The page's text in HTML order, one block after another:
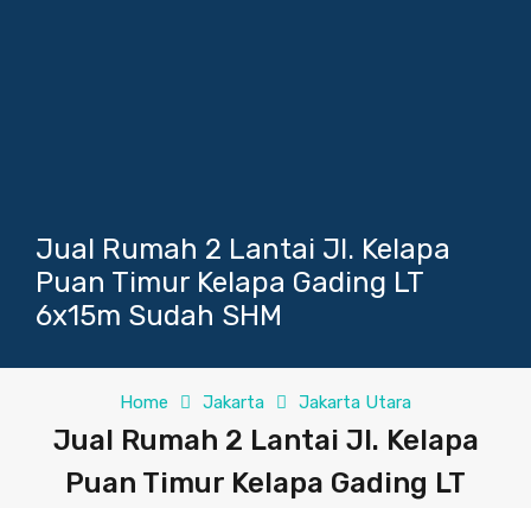
Jual Rumah 2 Lantai Jl. Kelapa
Puan Timur Kelapa Gading LT
6x15m Sudah SHM
Home Jakarta Jakarta Utara
Jual Rumah 2 Lantai Jl. Kelapa
Puan Timur Kelapa Gading LT